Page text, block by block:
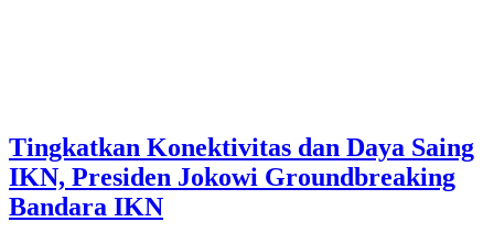
Tingkatkan Konektivitas dan Daya Saing
IKN, Presiden Jokowi Groundbreaking
Bandara IKN